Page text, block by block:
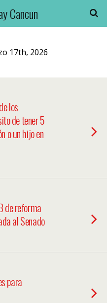
Cancun
17th, 2026
los
de tener 5
o un hijo en
de reforma
al Senado
para